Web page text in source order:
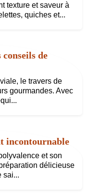
texture et saveur à
quiches et...
de
le travers de
gourmandes. Avec
incontournable
et son
délicieuse
sai...